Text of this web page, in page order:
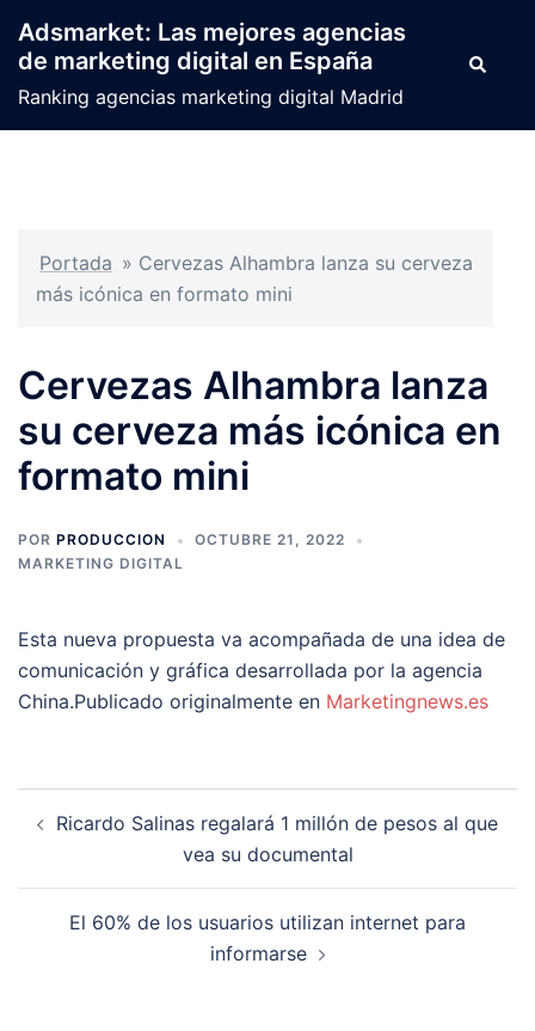
contenido
Adsmarket: Las mejores agencias
de marketing digital en España
Ranking agencias marketing digital Madrid
Buscar
Portada » Cervezas Alhambra lanza su cerveza
más icónica en formato mini
Cervezas Alhambra lanza
su cerveza más icónica en
formato mini
POR PRODUCCION
OCTUBRE 21, 2022
MARKETING DIGITAL
Esta nueva propuesta va acompañada de una idea de
comunicación y gráfica desarrollada por la agencia
China.Publicado originalmente en Marketingnews.es
de Ricardo Salinas regalará 1 millón de pesos al que
vea su documental
El 60% de los usuarios utilizan internet para
informarse